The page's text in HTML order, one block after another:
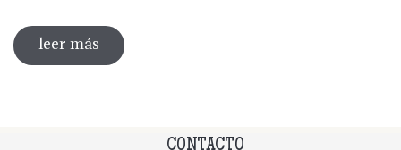
leer más sobre 50 anys del museu del càntir: la
força de la gent!
CONTACTO